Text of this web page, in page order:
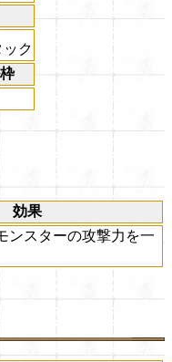
ク
効果
ンスターの攻撃力を一